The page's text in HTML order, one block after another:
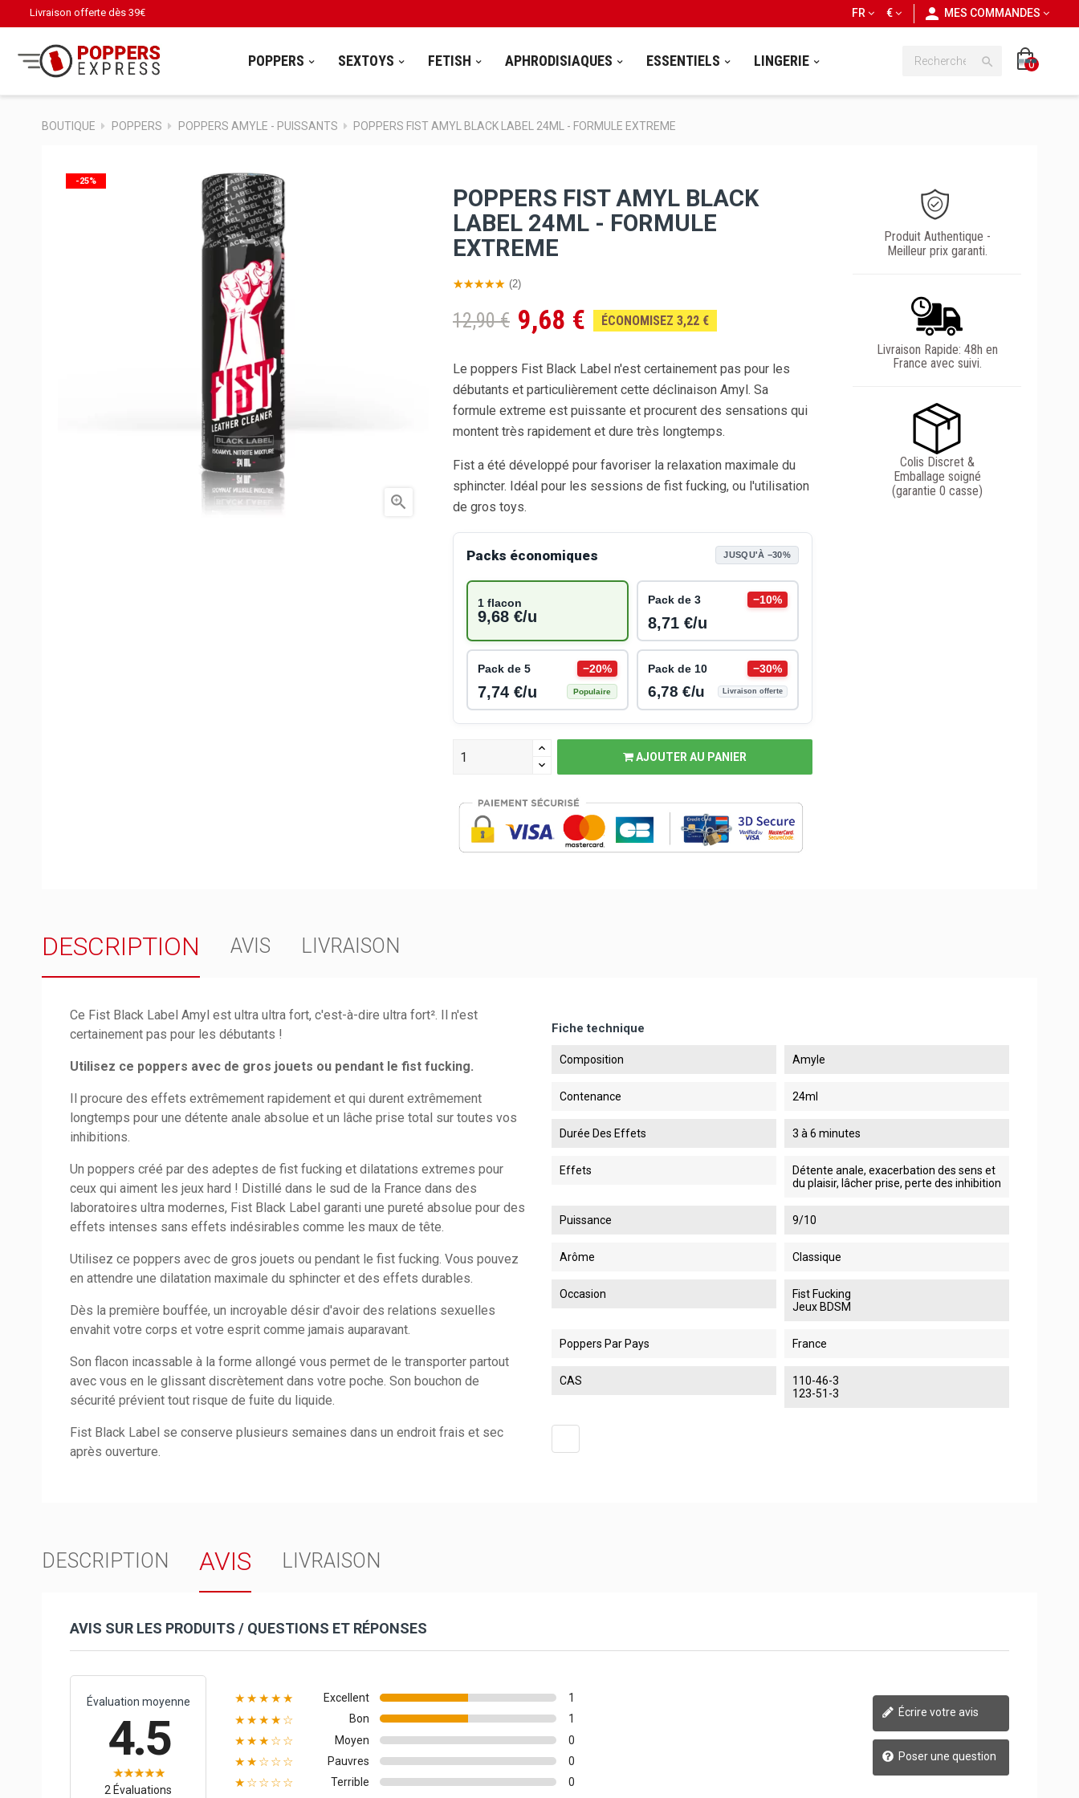
Livraison offerte dès 39€ personnMES COMMANDES
€
FR
POPPERS SEXTOYS FETISH APHRODISIAQUES ESSENTIELS LINGERIE  0
BOUTIQUE POPPERS POPPERS AMYLE - PUISSANTS POPPERS FIST AMYL BLACK LABEL 24ML - FORMULE EXTREME
-25%

POPPERS FIST AMYL BLACK
LABEL 24ML - FORMULE
EXTREME
(2)
12,90 € 9,68 € ÉCONOMISEZ 3,22 €
Le poppers Fist Black Label n'est certainement pas pour les
débutants et particulièrement cette déclinaison Amyl. Sa
formule extreme est puissante et procurent des sensations qui
montent très rapidement et dure très longtemps.
Fist a été développé pour favoriser la relaxation maximale du
sphincter. Idéal pour les sessions de fist fucking, ou l'utilisation
de gros toys.
Packs économiques JUSQU'À −30%
1 flacon
9,68 €/u
Pack de 3 −10%
8,71 €/u
Pack de 5 −20%
7,74 €/u Populaire
Pack de 10 −30%
6,78 €/u Livraison offerte
AJOUTER AU PANIER
Produit Authentique -
Meilleur prix garanti.
Livraison Rapide: 48h en
France avec suivi.
Colis Discret &
Emballage soigné
(garantie 0 casse)
DESCRIPTION AVIS LIVRAISON
Ce Fist Black Label Amyl est ultra ultra fort, c'est-à-dire ultra fort². Il n'est
certainement pas pour les débutants !
Utilisez ce poppers avec de gros jouets ou pendant le fist fucking.
Il procure des effets extrêmement rapidement et qui durent extrêmement
longtemps pour une détente anale absolue et un lâche prise total sur toutes vos
inhibitions.
Un poppers créé par des adeptes de fist fucking et dilatations extremes pour
ceux qui aiment les jeux hard ! Distillé dans le sud de la France dans des
laboratoires ultra modernes, Fist Black Label garanti une pureté absolue pour des
effets intenses sans effets indésirables comme les maux de tête.
Utilisez ce poppers avec de gros jouets ou pendant le fist fucking. Vous pouvez
en attendre une dilatation maximale du sphincter et des effets durables.
Dès la première bouffée, un incroyable désir d'avoir des relations sexuelles
envahit votre corps et votre esprit comme jamais auparavant.
Son flacon incassable à la forme allongé vous permet de le transporter partout
avec vous en le glissant discrètement dans votre poche. Son bouchon de
sécurité prévient tout risque de fuite du liquide.
Fist Black Label se conserve plusieurs semaines dans un endroit frais et sec
après ouverture.
Fiche technique
Composition Amyle
Contenance 24ml
Durée Des Effets 3 à 6 minutes
Effets
Détente anale, exacerbation des sens et
du plaisir, lâcher prise, perte des inhibition
Puissance 9/10
Arôme Classique
Occasion
Fist Fucking
Jeux BDSM
Poppers Par Pays France
CAS
110-46-3
123-51-3
DESCRIPTION AVIS LIVRAISON
AVIS SUR LES PRODUITS / QUESTIONS ET RÉPONSES
Évaluation moyenne
4.5
2 Évaluations
★★★★★ Excellent 1
★★★★☆ Bon 1
★★★☆☆ Moyen 0
★★☆☆☆ Pauvres 0
★☆☆☆☆ Terrible 0
Écrire votre avis
Poser une question